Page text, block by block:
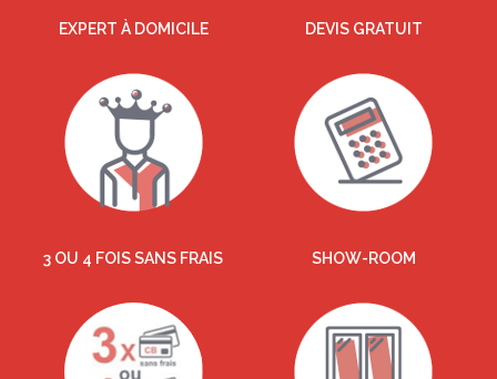
EXPERT À DOMICILE DEVIS GRATUIT
3 OU 4 FOIS SANS FRAIS SHOW-ROOM